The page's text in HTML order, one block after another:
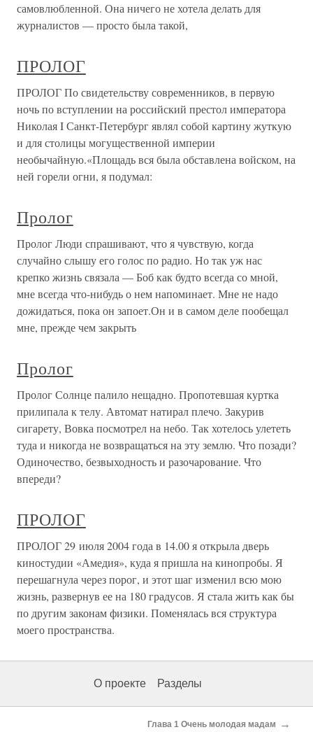
самовлюбленной. Она ничего не хотела делать для
журналистов — просто была такой,
ПРОЛОГ
ПРОЛОГ По свидетельству современников, в первую
ночь по вступлении на российский престол императора
Николая I Санкт-Петербург являл собой картину жуткую
и для столицы могущественной империи
необычайную.«Площадь вся была обставлена войском, на
ней горели огни, я подумал:
Пролог
Пролог Люди спрашивают, что я чувствую, когда
случайно слышу его голос по радио. Но так уж нас
крепко жизнь связала — Боб как будто всегда со мной,
мне всегда что-нибудь о нем напоминает. Мне не надо
дожидаться, пока он запоет.Он и в самом деле пообещал
мне, прежде чем закрыть
Пролог
Пролог Солнце палило нещадно. Пропотевшая куртка
прилипала к телу. Автомат натирал плечо. Закурив
сигарету, Вовка посмотрел на небо. Так хотелось улететь
туда и никогда не возвращаться на эту землю. Что позади?
Одиночество, безвыходность и разочарование. Что
впереди?
ПРОЛОГ
ПРОЛОГ 29 июля 2004 года в 14.00 я открыла дверь
киностудии «Амедия», куда я пришла на кинопробы. Я
перешагнула через порог, и этот шаг изменил всю мою
жизнь, развернув ее на 180 градусов. Я стала жить как бы
по другим законам физики. Поменялась вся структура
моего пространства.
О проекте Разделы
Глава 1 Очень молодая мадам →